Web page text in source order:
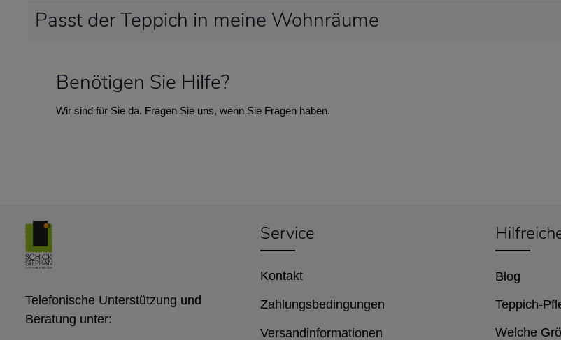
Passt der Teppich in meine Wohnräume
Benötigen Sie Hilfe?
Wir sind für Sie da. Fragen Sie uns, wenn Sie Fragen haben.
Service
Kontakt
Zahlungsbedingungen
Versandinformationen
Telefonische Unterstützung und
Beratung unter:
Blog
Teppich-
Welche